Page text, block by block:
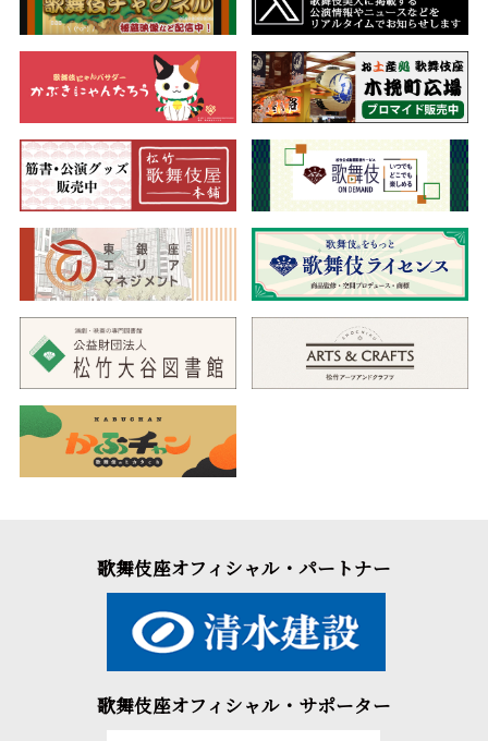
歌舞伎座オフィシャル・パートナー
歌舞伎座オフィシャル・サポーター